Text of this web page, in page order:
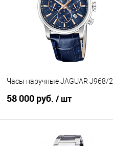
Часы наручные JAGUAR J968/2
58 000 руб. / шт
В корзину